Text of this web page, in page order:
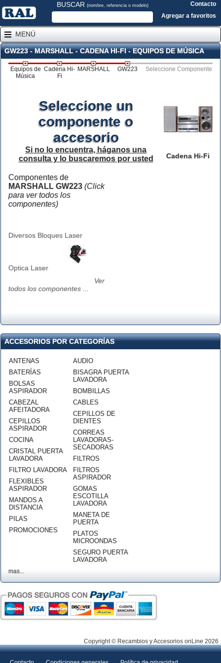
BUSCAR (nombre, referencia o modelo)
Contacto
Agregar a favoritos
MENÚ
GW223 - MARSHALL - CADENA HI-FI - EQUIPOS DE MÚSICA
Equipos de
Música
Cadena Hi-
Fi
MARSHALL GW223 Seleccione Componente
Cadena Hi-Fi
Seleccione un
componente o
accesorio
Si no lo encuentra, háganos una
consulta y lo buscaremos por usted
Componentes de
MARSHALL GW223 (Click
para ver todos los
componentes)
Diversos Bloques Laser
Optica Laser
Ver
todos los componentes ...
ACCESORIOS POR CATEGORÍAS
ANTENAS
BATERÍAS
BOLSAS
ASPIRADOR
CABEZAL
AFEITADORA
CEPILLOS
ASPIRADOR
COCINA
CRISTAL PUERTA
LAVADORA
FILTRO LAVADORA
FLEXIBLES
ASPIRADOR
MANDOS A
DISTANCIA
PILAS
PROMOCIONES
AUDIO
BISAGRA PUERTA
LAVADORA
BOMBILLAS
CABLES
CEPILLOS DE
DIENTES
CORREAS
LAVADORAS-
SECADORAS
FILTROS
FILTROS
ASPIRADOR
GOMAS
ESCOTILLA
LAVADORA
MANETA DE
PUERTA
PLATOS
MICROONDAS
SEGURO PUERTA
LAVADORA
mas...
Copyright © Recambios y Accesorios onLine 2026